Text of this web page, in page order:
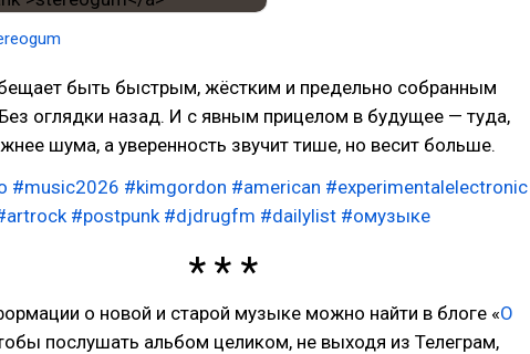
быть быстрым, жёстким и предельно собранным
оглядки назад. И с явным прицелом в будущее — туда,
шума, а уверенность звучит тише, но весит больше.
#music2026 #kimgordon #american #experimentalelectronic
#postpunk #djdrugfm #dailylist #омузыке
о новой и старой музыке можно найти в блоге «О
послушать альбом целиком, не выходя из Телеграм,